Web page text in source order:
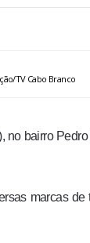
TV Cabo Branco
no bairro
marcas